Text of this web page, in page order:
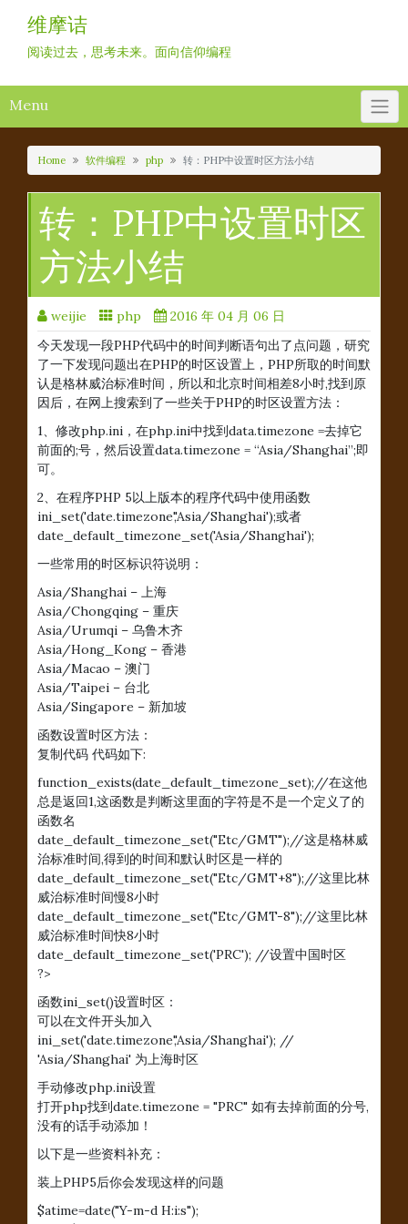
content
维摩诘
阅读过去，思考未来。面向信仰编程
Menu
Home 软件编程 php 转：PHP中设置时区方法小结
转：PHP中设置时区
方法小结
weijie php
2016 年 04 月 06 日
今天发现一段PHP代码中的时间判断语句出了点问题，研究
了一下发现问题出在PHP的时区设置上，PHP所取的时间默
认是格林威治标准时间，所以和北京时间相差8小时,找到原
因后，在网上搜索到了一些关于PHP的时区设置方法：
1、修改php.ini，在php.ini中找到data.timezone =去掉它
前面的;号，然后设置data.timezone = “Asia/Shanghai”;即
可。
2、在程序PHP 5以上版本的程序代码中使用函数
ini_set('date.timezone','Asia/Shanghai');或者
date_default_timezone_set('Asia/Shanghai');
一些常用的时区标识符说明：
Asia/Shanghai – 上海
Asia/Chongqing – 重庆
Asia/Urumqi – 乌鲁木齐
Asia/Hong_Kong – 香港
Asia/Macao – 澳门
Asia/Taipei – 台北
Asia/Singapore – 新加坡
函数设置时区方法：
复制代码 代码如下:
function_exists(date_default_timezone_set);//在这他
总是返回1,这函数是判断这里面的字符是不是一个定义了的
函数名
date_default_timezone_set("Etc/GMT");//这是格林威
治标准时间,得到的时间和默认时区是一样的
date_default_timezone_set("Etc/GMT+8");//这里比林
威治标准时间慢8小时
date_default_timezone_set("Etc/GMT-8");//这里比林
威治标准时间快8小时
date_default_timezone_set('PRC'); //设置中国时区
?>
函数ini_set()设置时区：
可以在文件开头加入
ini_set('date.timezone','Asia/Shanghai'); //
'Asia/Shanghai' 为上海时区
手动修改php.ini设置
打开php找到date.timezone = "PRC" 如有去掉前面的分号,
没有的话手动添加！
以下是一些资料补充：
装上PHP5后你会发现这样的问题
$atime=date("Y-m-d H:i:s");